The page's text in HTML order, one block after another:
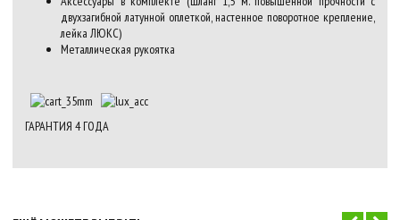
двухзагибной латунной оплеткой, настенное поворотное крепление,
лейка ЛЮКС)
Металлическая рукоятка
ГАРАНТИЯ 4ГОДА